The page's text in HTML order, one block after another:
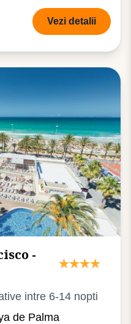
Vezi detalii
-
intre 6-14 nopti
de Palma